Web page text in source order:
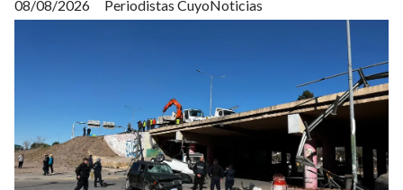
Periodistas CuyoNoticias
08/08/2026